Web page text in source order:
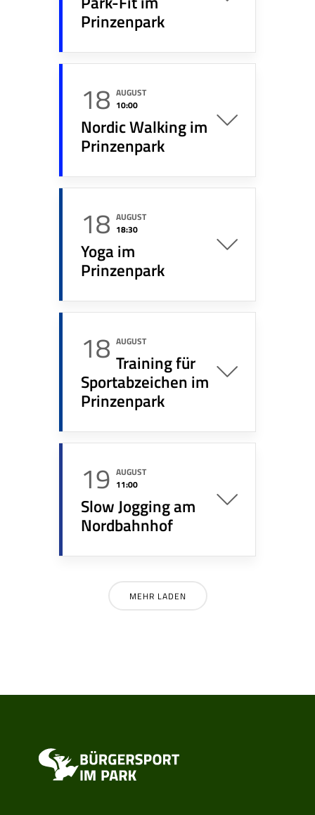
Prinzenpark
18 AUGUST
10:00
Nordic Walking im
Prinzenpark
18 AUGUST
18:30
Yoga im
Prinzenpark
18 AUGUST
Training für
Sportabzeichen im
Prinzenpark
19 AUGUST
11:00
Slow Jogging am
Nordbahnhof
MEHR LADEN